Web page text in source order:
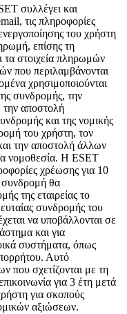
συλλέγει και
τις πληροφορίες
του χρήστη
επίσης τη
τα στοιχεία πληρωμών
που περιλαμβάνονται
χρησιμοποιούνται
συνδρομής, την
την αποστολή
και της νομικής
του χρήστη, τον
την αποστολή άλλων
νομοθεσία. Η ESET
χρέωσης για 10
συνδρομή θα
της εταιρείας το
συνδρομής του
να υποβάλλονται σε
και για
συστήματα, όπως
Αυτό
που σχετίζονται με τη
για 3 έτη μετά
για σκοπούς
αξιώσεων.